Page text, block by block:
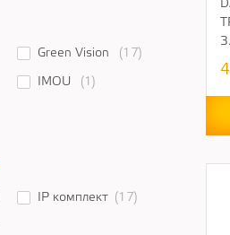
Green Vision (17)
IMOU (1)
IP комплект (17)